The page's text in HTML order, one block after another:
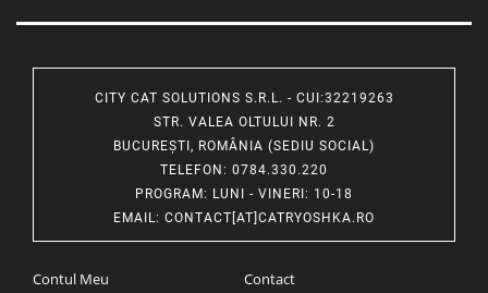
CITY CAT SOLUTIONS S.R.L. - CUI:32219263
STR. VALEA OLTULUI NR. 2
BUCUREȘTI, ROMÂNIA (SEDIU SOCIAL)
TELEFON : 0784.330.220
PROGRAM: LUNI - VINERI: 10-18
EMAIL: CONTACT[AT]CATRYOSHKA.RO
Contul Meu
Contact